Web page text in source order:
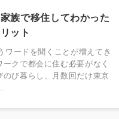
族で移住してわかった
ット
ワードを聞くことが増えてき
クで都会に住む必要がなく
び暮らし、月数回だけ東京